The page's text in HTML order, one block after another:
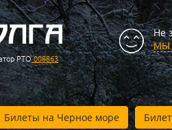
РТО008863
Не
МЫ
Билеты на Черное море